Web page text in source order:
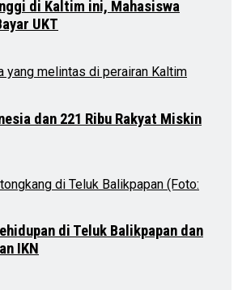
di Kaltim ini, Mahasiswa
UKT
dan 221 Ribu Rakyat Miskin
di Teluk Balikpapan dan
IKN